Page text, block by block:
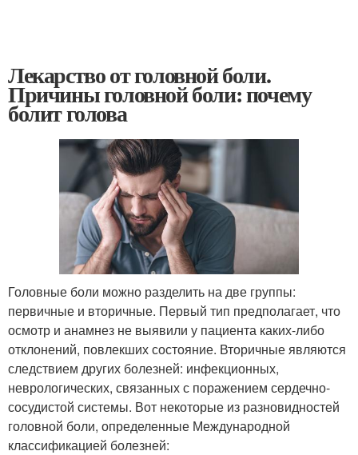
Лекарство от головной боли.
Причины головной боли: почему
болит голова
Головные боли можно разделить на две группы:
первичные и вторичные. Первый тип предполагает, что
осмотр и анамнез не выявили у пациента каких-либо
отклонений, повлекших состояние. Вторичные являются
следствием других болезней: инфекционных,
неврологических, связанных с поражением сердечно-
сосудистой системы. Вот некоторые из разновидностей
головной боли, определенные Международной
классификацией болезней: